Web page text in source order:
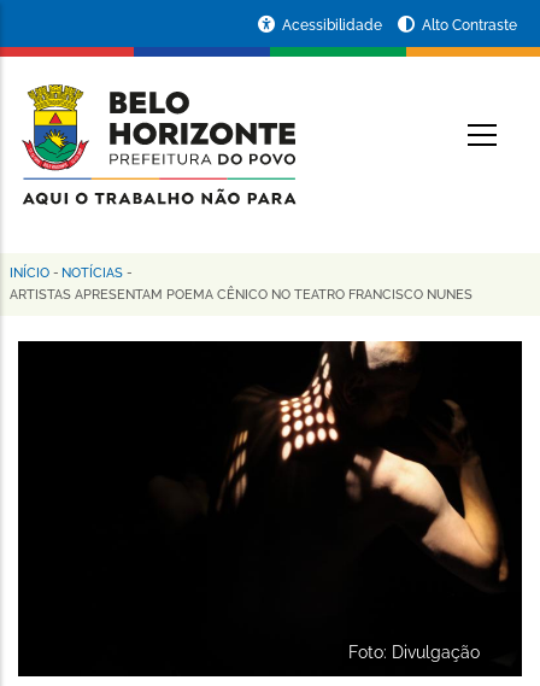
conteúdo
principal
da
Prefeitura
de
Horizonte
Acessibilidade Alto Contraste
Trilha
INÍCIO - NOTÍCIAS -
ARTISTAS APRESENTAM POEMA CÊNICO NO TEATRO FRANCISCO NUNES
Foto: Divulgação